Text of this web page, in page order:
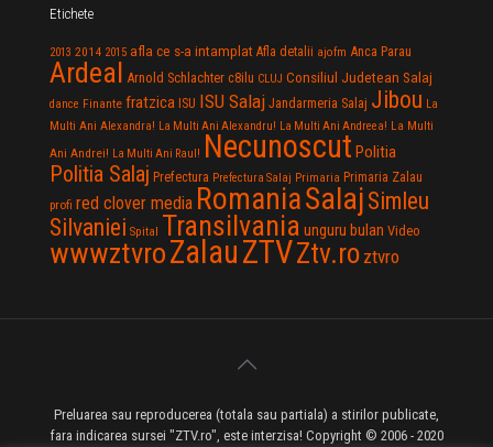
Etichete
2013 2014 2015 afla ce s-a intamplat Afla detalii ajofm Anca Parau
Ardeal Arnold Schlachter c8ilu CLUJ Consiliul Judetean Salaj
dance Finante fratzica ISU ISU Salaj Jandarmeria Salaj Jibou La
Multi Ani Alexandra! La Multi Ani Alexandru! La Multi Ani Andreea! La Multi
Ani Andrei! La Multi Ani Raul! Necunoscut Politia
Politia Salaj Prefectura Prefectura Salaj Primaria Primaria Zalau
profi red clover media RomaniaSalaj Simleu
Silvaniei Spital Transilvania unguru bulan Video
wwwztvroZalauZTVZtv.ro ztvro
Preluarea sau reproducerea (totala sau partiala) a stirilor publicate,
fara indicarea sursei "ZTV.ro", este interzisa! Copyright © 2006 - 2020